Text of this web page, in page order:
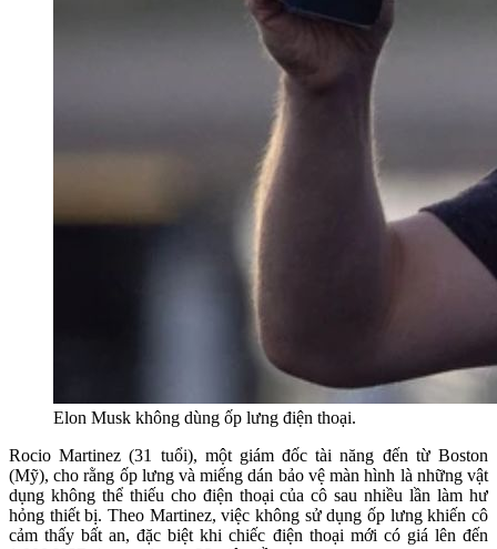
Elon Musk không dùng ốp lưng điện thoại.
Rocio Martinez (31 tuổi), một giám đốc tài năng đến từ Boston
(Mỹ), cho rằng ốp lưng và miếng dán bảo vệ màn hình là những vật
dụng không thể thiếu cho điện thoại của cô sau nhiều lần làm hư
hỏng thiết bị. Theo Martinez, việc không sử dụng ốp lưng khiến cô
cảm thấy bất an, đặc biệt khi chiếc điện thoại mới có giá lên đến